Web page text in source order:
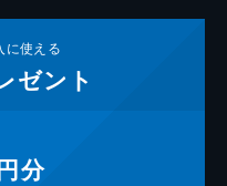
に使える
ゼント
分